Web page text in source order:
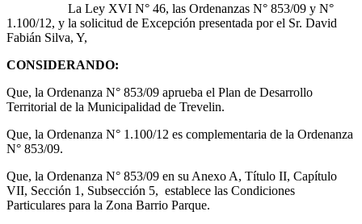
La Ley XVI N° 46, las Ordenanzas N° 853/09 y N°
1.100/12, y la solicitud de Excepción presentada por el Sr. David
Fabián Silva, Y,
CONSIDERANDO:
Que, la Ordenanza N° 853/09 aprueba el Plan de Desarrollo
Territorial de la Municipalidad de Trevelin.
Que, la Ordenanza N° 1.100/12 es complementaria de la Ordenanza
N° 853/09.
Que, la Ordenanza N° 853/09 en su Anexo A, Título II, Capítulo
VII, Sección 1, Subsección 5, establece las Condiciones
Particulares para la Zona Barrio Parque.